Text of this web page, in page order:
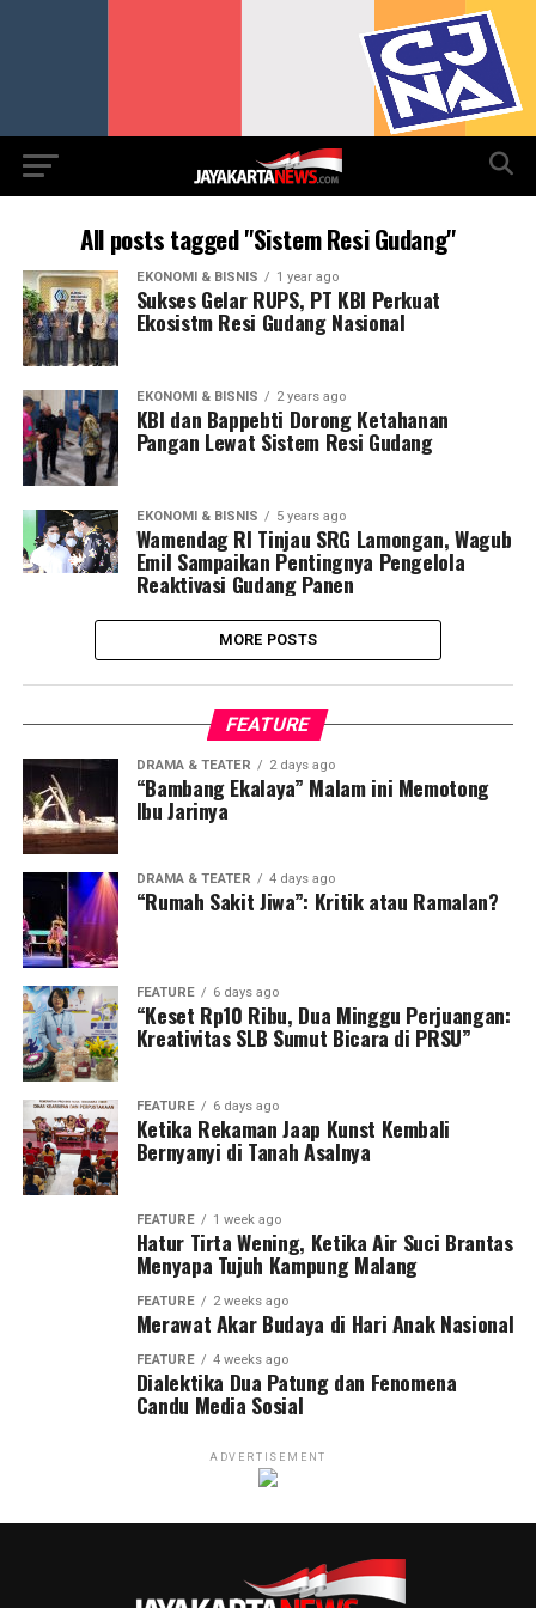
All posts tagged "Sistem Resi Gudang"
EKONOMI & BISNIS 1 year ago
Sukses Gelar RUPS, PT KBI Perkuat
Ekosistm Resi Gudang Nasional
EKONOMI & BISNIS 2 years ago
KBI dan Bappebti Dorong Ketahanan
Pangan Lewat Sistem Resi Gudang
EKONOMI & BISNIS 5 years ago
Wamendag RI Tinjau SRG Lamongan, Wagub
Emil Sampaikan Pentingnya Pengelola
Reaktivasi Gudang Panen
MORE POSTS
FEATURE
DRAMA & TEATER 2 days ago
“Bambang Ekalaya” Malam ini Memotong
Ibu Jarinya
DRAMA & TEATER 4 days ago
“Rumah Sakit Jiwa”: Kritik atau Ramalan?
FEATURE 6 days ago
“Keset Rp10 Ribu, Dua Minggu Perjuangan:
Kreativitas SLB Sumut Bicara di PRSU”
FEATURE 6 days ago
Ketika Rekaman Jaap Kunst Kembali
Bernyanyi di Tanah Asalnya
FEATURE 1 week ago
Hatur Tirta Wening, Ketika Air Suci Brantas
Menyapa Tujuh Kampung Malang
FEATURE 2 weeks ago
Merawat Akar Budaya di Hari Anak Nasional
FEATURE 4 weeks ago
Dialektika Dua Patung dan Fenomena
Candu Media Sosial
ADVERTISEMENT